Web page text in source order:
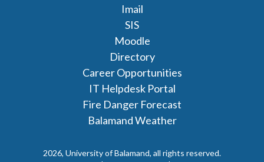
Imail
SIS
Moodle
Directory
Career Opportunities
IT Helpdesk Portal
Fire Danger Forecast
Balamand Weather
2026, University of Balamand, all rights reserved.